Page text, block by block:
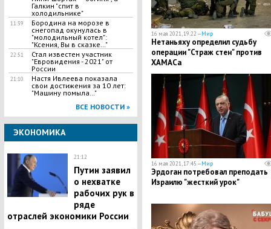
Галкин "спит в
холодильнике"
11:39
Бородина на морозе в
снегопад окунулась в
"молодильный котел":
"Ксения, Вы в сказке…"
22:51
Стал известен участник
"Евровидения - 2021" от
России
21:10
Настя Ивлеева показала
свои достижения за 10 лет:
"Машину помыла…"
ВСЕ НОВОСТИ »
ЭКОНОМИКА
21:12
Путин заявил
о нехватке
рабочих рук в
ряде
отраслей экономики России
16 мая 2021, 19:22 —Мир
Нетаньяху определил судьбу
операции "Страж стен" против
ХАМАСа
16 мая 2021, 17:45 —Мир
Эрдоган потребовал преподать
Израилю "жесткий урок"